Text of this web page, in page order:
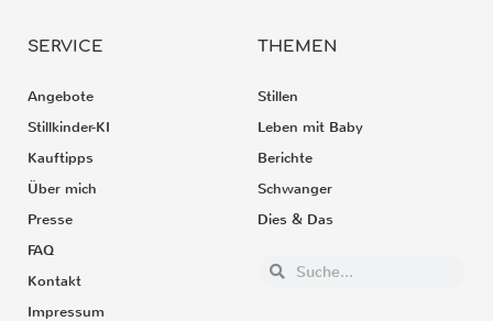
SERVICE
Angebote
Stillkinder-KI
Kauftipps
Über mich
Presse
FAQ
Kontakt
Impressum
THEMEN
Stillen
Leben mit Baby
Berichte
Schwanger
Dies & Das